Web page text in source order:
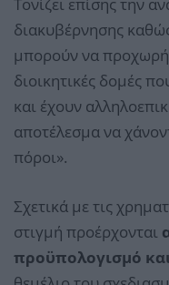
Τονίζει επίσης την
διακυβέρνησης
μπορούν να
διοικητικές δομές
και έχουν
αποτέλεσμα να
πόροι».
Σχετικά με τις
στιγμή προέρχονται
προϋπολογισμό